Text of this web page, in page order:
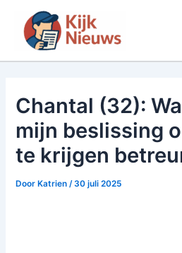
inhoud
Chantal (32):
mijn beslissing
te krijgen
Door Katrien/30 juli 2025